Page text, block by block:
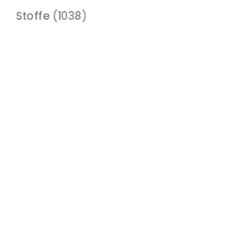
Stoffe (1038)